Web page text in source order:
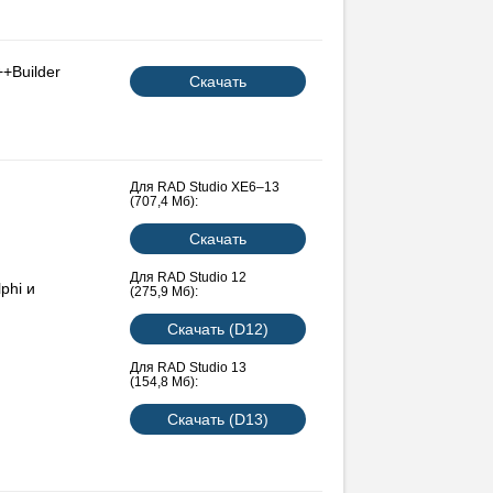
КлеверКомпонент
4, ХанСпел (HunSpell), АСпелл
(полный исходный код;
если соответствующие компоненты
Скачать
Windows в следующих средах
и
Для RAD Studio XE6–13
(707,4 Мб):
Скачать
Для RAD Studio 12
(275,9 Мб):
Скачать (D12)
Для RAD Studio 13
(154,8 Мб):
Скачать (D13)